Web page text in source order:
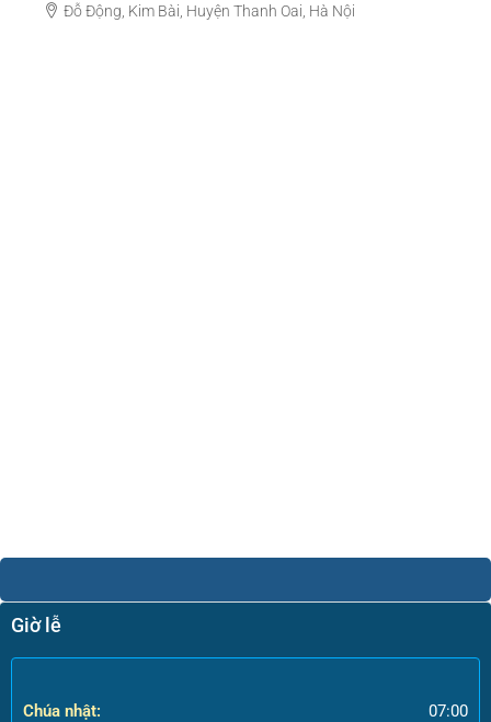
Đỗ Động, Kim Bài, Huyện Thanh Oai, Hà Nội
Giờ lễ
Chúa nhật: 07:00